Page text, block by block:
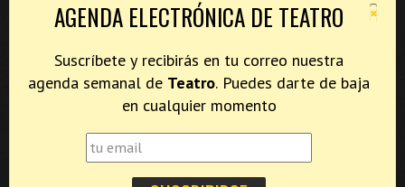
×
AGENDA ELECTRÓNICA DE TEATRO
Suscríbete y recibirás en tu correo nuestra
agenda semanal de Teatro. Puedes darte de baja
en cualquier momento